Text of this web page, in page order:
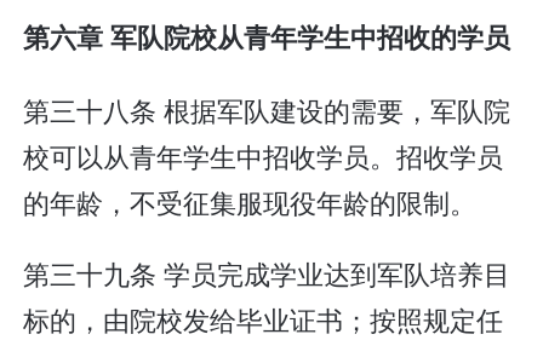
第六章 军队院校从青年学生中招收的学员
第三十八条 根据军队建设的需要，军队院
校可以从青年学生中招收学员。招收学员
的年龄，不受征集服现役年龄的限制。
第三十九条 学员完成学业达到军队培养目
标的，由院校发给毕业证书；按照规定任